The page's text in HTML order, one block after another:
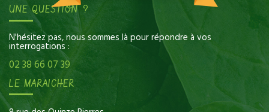
UNE QUESTION ?
N'hésitez pas, nous sommes là pour répondre à vos
interrogations :
02 38 66 07 39
LE MARAICHER